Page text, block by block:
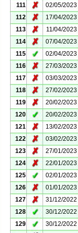
111
✗ 02/05/2023
112
✗ 17/04/2023
113
✗ 11/04/2023
114
✗ 07/04/2023
115
✓ 02/04/2023
116
✗ 27/03/2023
117
✗ 03/03/2023
118
✗ 27/02/2023
119
✗ 20/02/2023
120
✓ 20/02/2023
121
✗ 13/02/2023
122
✗ 03/02/2023
123
✗ 27/01/2023
124
✗ 22/01/2023
125
✓ 02/01/2023
126
✗ 01/01/2023
127
✗ 31/12/2022
128
✓ 30/12/2022
129
✓ 30/12/2022